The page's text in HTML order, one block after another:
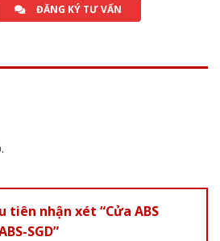
ĐĂNG KÝ TƯ VẤN
tiên nhận xét “Cửa ABS
SGD”